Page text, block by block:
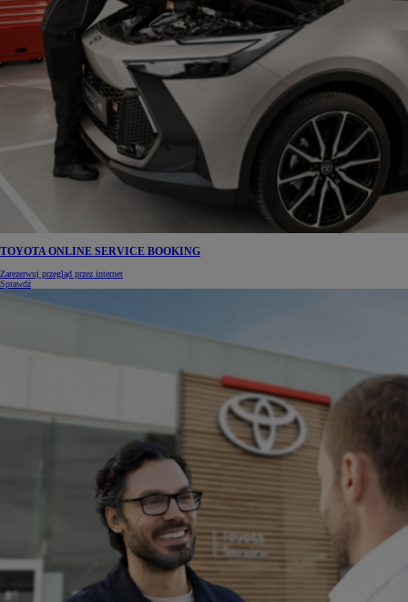
TOYOTA ONLINE SERVICE BOOKING
Zarezerwuj przegląd przez internet
Sprawdź